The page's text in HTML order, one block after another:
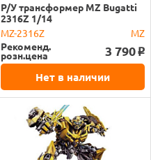
Р/У трансформер MZ Bugatti
2316Z 1/14
MZ-2316Z
MZ
Рекоменд.
розн.цена 3 790 o
Нет в наличии